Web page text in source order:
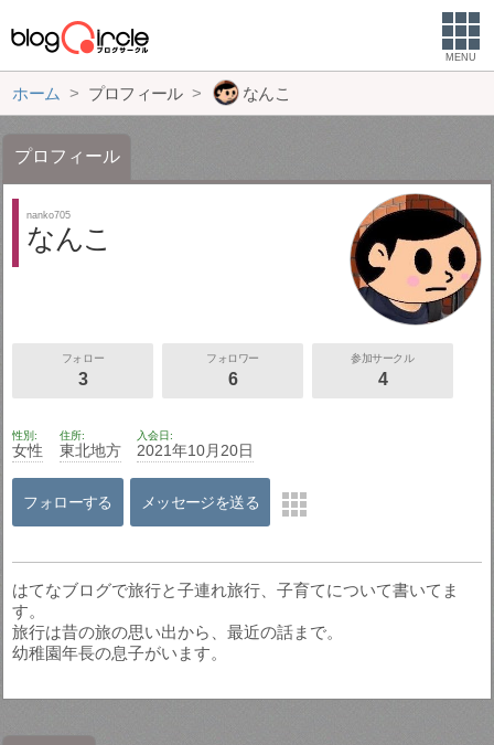
MENU
ホーム プロフィール なんこ
プロフィール
nanko705
なんこ
フォロー
3
フォロワー
6
参加サークル
4
性別
女性
住所
東北地方
入会日
2021年10月20日
フォローする メッセージを送る
はてなブログで旅行と子連れ旅行、子育てについて書いてま
す。
旅行は昔の旅の思い出から、最近の話まで。
幼稚園年長の息子がいます。